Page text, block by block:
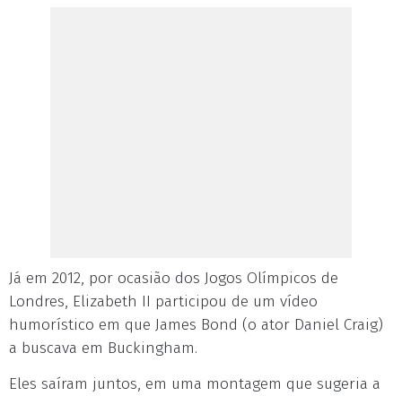
Já em 2012, por ocasião dos Jogos Olímpicos de
Londres, Elizabeth II participou de um vídeo
humorístico em que James Bond (o ator Daniel Craig)
a buscava em Buckingham.
Eles saíram juntos, em uma montagem que sugeria a